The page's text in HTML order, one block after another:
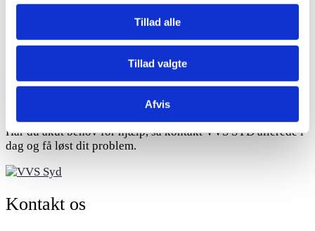
Tillad alle
Tillad valgte
Afvis
VVS Syd tager dig i hånden under hele forløbet, og vi sørger
for en gnidningsfri udførsel af vores arbejde, så det
forstyrrer dig mindst muligt i hverdagen. Undervejs har du
altid mulighed for at komme i kontakt med os, ligesom vi
løbende holder dig orienteret. Når problemet er løst, giver vi
dig som kunde et indblik i det udførte arbejde, og vi forlader
ikke adressen, før du er tilfreds og har fået svar på alle dine
Har du akut behov for hjælp, så kontakt VVS SYD allerede i
dag og få løst dit problem.
Kontakt os